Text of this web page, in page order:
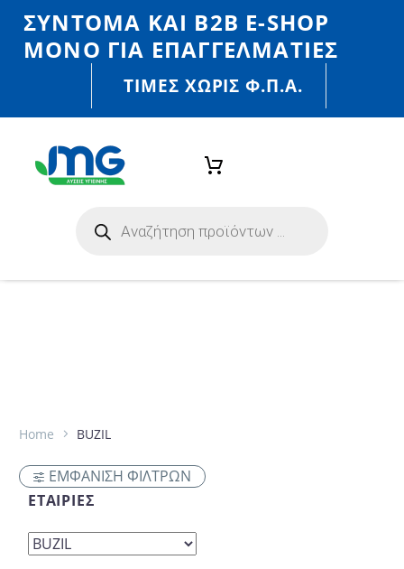
ΣΎΝΤΟΜΑ ΚΑΙ Β2Β E-SHOP
MONO ΓΙΑ ΕΠΑΓΓΕΛΜΑΤΊΕΣ
ΤΙΜΈΣ ΧΩΡΙΣ Φ.Π.Α.
Home BUZIL
ΕΜΦΑΝΙΣΗ ΦΙΛΤΡΩΝ
ΕΤΑΙΡΊΕΣ